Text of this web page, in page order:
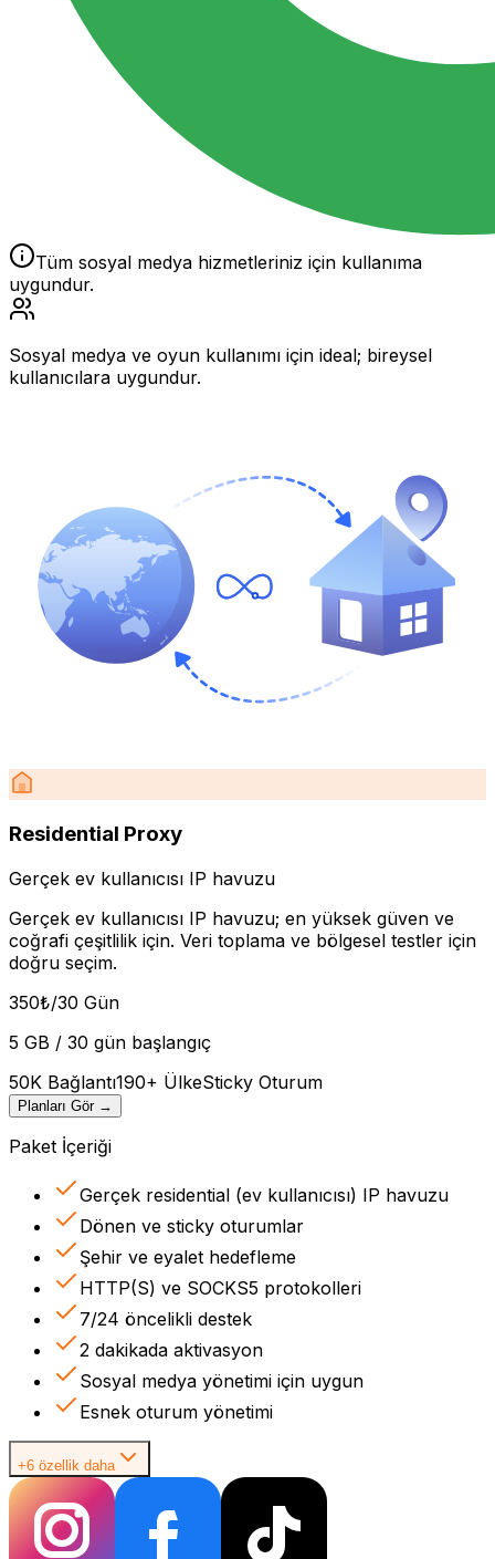
Tüm sosyal medya hizmetleriniz için kullanıma
uygundur.
Sosyal medya ve oyun kullanımı için ideal; bireysel
kullanıcılara uygundur.
Residential Proxy
Gerçek ev kullanıcısı IP havuzu
Gerçek ev kullanıcısı IP havuzu; en yüksek güven ve
coğrafi çeşitlilik için. Veri toplama ve bölgesel testler için
doğru seçim.
350₺/30 Gün
5 GB / 30 gün başlangıç
50K Bağlantı190+ ÜlkeSticky Oturum
Planları Gör →
Paket İçeriği
Gerçek residential (ev kullanıcısı) IP havuzu
Dönen ve sticky oturumlar
Şehir ve eyalet hedefleme
HTTP(S) ve SOCKS5 protokolleri
7/24 öncelikli destek
2 dakikada aktivasyon
Sosyal medya yönetimi için uygun
Esnek oturum yönetimi
+6 özellik daha